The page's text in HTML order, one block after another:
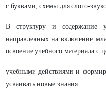
с буквами, схемы для слого-
В структуру и содержание
направленных на включение
освоение учебного материала с
учебными действиями и
усваивать новые знания.